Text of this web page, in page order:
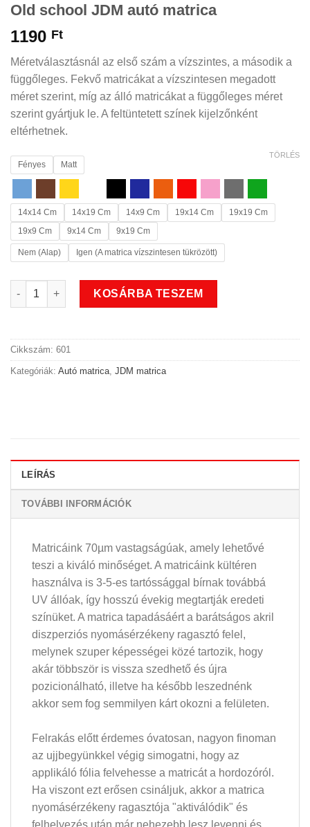
Old school JDM autó matrica
1190 Ft
Méretválasztásnál az első szám a vízszintes, a második a
függőleges. Fekvő matricákat a vízszintesen megadott
méret szerint, míg az álló matricákat a függőleges méret
szerint gyártjuk le. A feltüntetett színek kijelzőnként
eltérhetnek.
Fényes Matt
14x14 Cm 14x19 Cm 14x9 Cm 19x14 Cm
19x19 Cm
19x9 Cm
9x14 Cm 9x19 Cm
Nem (Alap) Igen (A matrica vízszintesen tükrözött)
TÖRLÉS
Old school JDM autó matrica mennyiség
KOSÁRBA TESZEM
Cikkszám: 601
Kategóriák: Autó matrica JDM matrica
LEÍRÁS
TOVÁBBI INFORMÁCIÓK
Matricáink 70µm vastagságúak, amely lehetővé
teszi a kiváló minőséget. A matricáink kültéren
használva is 3-5-es tartóssággal bírnak továbbá
UV állóak, így hosszú évekig megtartják eredeti
színüket. A matrica tapadásáért a barátságos akril
diszperziós nyomásérzékeny ragasztó felel,
melynek szuper képességei közé tartozik, hogy
akár többször is vissza szedhető és újra
pozicionálható, illetve ha később leszednénk
akkor sem fog semmilyen kárt okozni a felületen.
Felrakás előtt érdemes óvatosan, nagyon finoman
az ujjbegyünkkel végig simogatni, hogy az
applikáló fólia felvehesse a matricát a hordozóról.
Ha viszont ezt erősen csináljuk, akkor a matrica
nyomásérzékeny ragasztója "aktiválódik" és